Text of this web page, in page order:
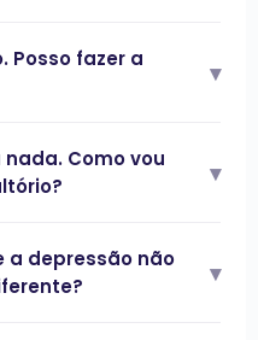
Posso fazer a
▾
Como vou
▾
a depressão não
▾